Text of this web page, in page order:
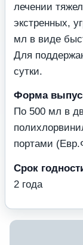
лечении
экстренных,
мл в виде
Для
сутки.
Форма
По 500 мл в
портами
Срок
2 года